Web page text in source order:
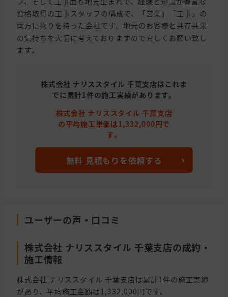
資格取得の工事スタッフの構成で、「営業」「工事」の
両方に拘りを持った会社です。地元のお客様と共存共栄
の気持ちを大切に考えておりますので宜しくお願い致し
ます。
株式会社 ナリススタイル 千葉支店はこれま
でに累計1件の施工実績があります。
株式会社 ナリススタイル 千葉支店
の平均施工単価は1,332,000円で
す。
無料 見積もりを依頼する
ユーザーの声・口コミ
株式会社 ナリススタイル 千葉支店の成約・
施工情報
株式会社 ナリススタイル 千葉支店は累計1件の施工実績
があり、平均施工金額は1,332,000円です。